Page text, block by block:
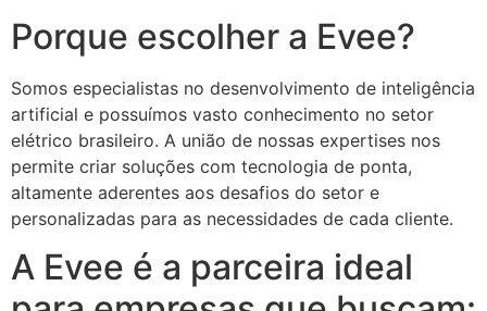
Porque escolher a Evee?
Somos especialistas no desenvolvimento de inteligência
artificial e possuímos vasto conhecimento no setor
elétrico brasileiro. A união de nossas expertises nos
permite criar soluções com tecnologia de ponta,
altamente aderentes aos desafios do setor e
personalizadas para as necessidades de cada cliente.
A Evee é a parceira ideal